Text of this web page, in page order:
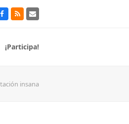
Facebook
RSS Correo
¡Participa!
insana